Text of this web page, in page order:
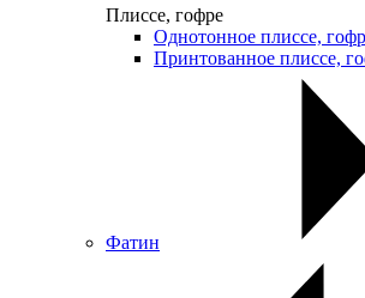
Плиссе, гофре
Однотонное плиссе,
Принтованное плиссе,
Фатин